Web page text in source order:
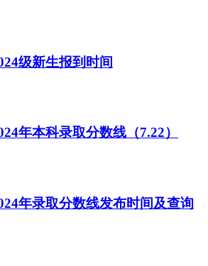
级新生报到时间
年本科录取分数线（7.22）
年录取分数线发布时间及查询